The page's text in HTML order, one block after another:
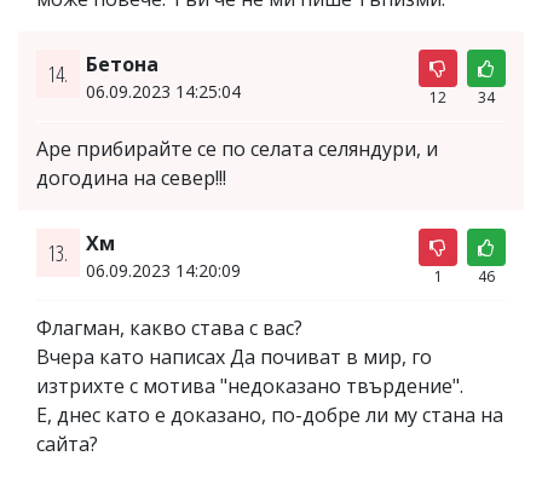
14. Бетона
06.09.2023 14:25:04 12 34
Аре прибирайте се по селата селяндури, и
догодина на север!!!
13. Хм
06.09.2023 14:20:09 1 46
Флагман, какво става с вас?
Вчера като написах Да почиват в мир, го
изтрихте с мотива "недоказано твърдение".
Е, днес като е доказано, по-добре ли му стана на
сайта?